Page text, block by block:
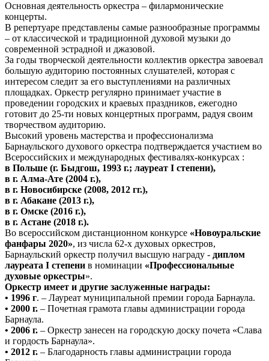
Основная деятельность оркестра – филармонические
концерты.
В репертуаре представлены самые разнообразные программы
– от классической и традиционной духовой музыки до
современной эстрадной и джазовой.
За годы творческой деятельности коллектив оркестра завоевал
большую аудиторию постоянных слушателей, которая с
интересом следит за его выступлениями на различных
площадках. Оркестр регулярно принимает участие в
проведении городских и краевых праздников, ежегодно
готовит до 25-ти новых концертных программ, радуя своим
творчеством аудиторию.
Высокий уровень мастерства и профессионализма
Барнаульского духового оркестра подтверждается участием во
Всероссийских и международных фестивалях-конкурсах :
в Польше (г. Быдгош, 1993 г.; лауреат I степени),
в г. Алма-Ате (2004 г.),
в г. Новосибирске (2008, 2012 гг.),
в г. Абакане (2013 г.),
в г. Омске (2016 г.),
в г. Астане (2018 г.).
Во всероссийском дистанционном конкурсе «Новоуральские
фанфары 2020», из числа 62-х духовых оркестров,
Барнаульский оркестр получил высшую награду - диплом
лауреата I степени в номинации «Профессиональные
духовые оркестры».
Оркестр имеет и другие заслуженные награды:
• 1996 г. – Лауреат муниципальной премии города Барнаула.
• 2000 г. – Почетная грамота главы администрации города
Барнаула.
• 2006 г. – Оркестр занесен на городскую доску почета «Слава
и гордость Барнаула».
• 2012 г. – Благодарность главы администрации города